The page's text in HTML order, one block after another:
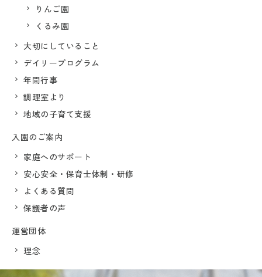
りんご園
くるみ園
大切にしていること
デイリープログラム
年間行事
調理室より
地域の子育て支援
入園のご案内
家庭へのサポート
安心安全・保育士体制・研修
よくある質問
保護者の声
運営団体
理念